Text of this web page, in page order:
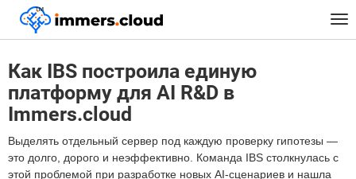
™
Главная
FAQ
Как IBS построила единую платформу для AI R&D в Immers.cloud
Как IBS построила единую
платформу для AI R&D в
Immers.cloud
Выделять отдельный сервер под каждую проверку гипотезы —
это долго, дорого и неэффективно. Команда IBS столкнулась с
этой проблемой при разработке новых AI-сценариев и нашла